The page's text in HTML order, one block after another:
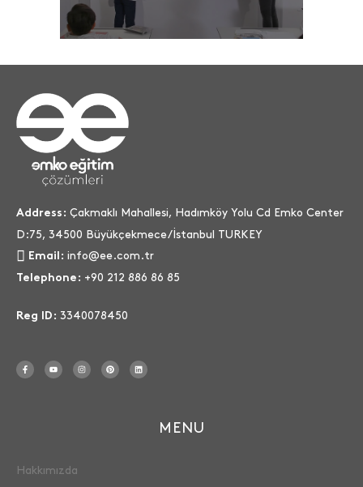
Address: Çakmaklı Mahallesi, Hadımköy Yolu Cd Emko Center
D:75, 34500 Büyükçekmece/İstanbul TURKEY
Email: info@ee.com.tr
Telephone: +90 212 886 86 85
Reg ID: 3340078450
MENU
Hakkımızda